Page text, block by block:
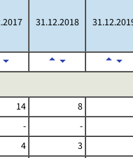
31.12.2018
14
8
-
-
4
3